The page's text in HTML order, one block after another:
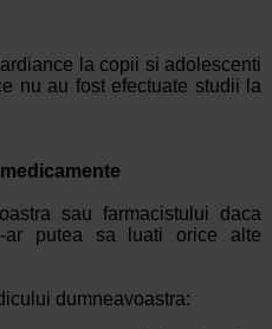
la copii si adolescenti
nu au fost efectuate studii la
sau farmacistului daca
putea sa luati orice alte
dumneavoastra: